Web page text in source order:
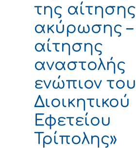
της αίτησης
ακύρωσης –
αίτησης
αναστολής
ενώπιον του
Διοικητικού
Εφετείου
Τρίπολης»